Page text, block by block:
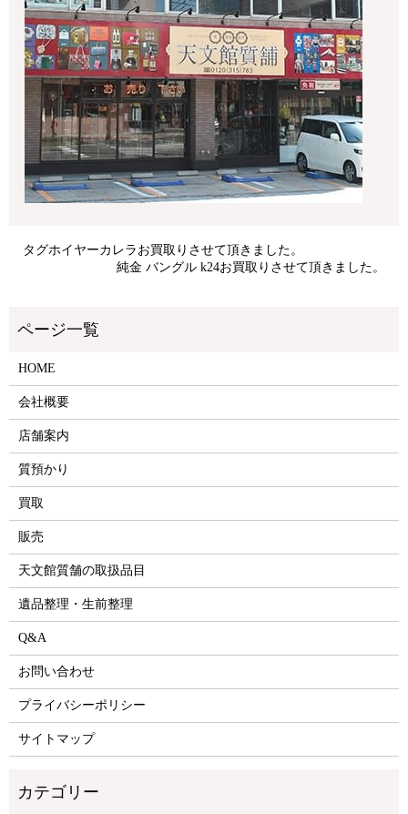
タグホイヤーカレラお買取りさせて頂きました。
純金 バングル k24お買取りさせて頂きました。
HOME
会社概要
店舗案内
質預かり
買取
販売
天文館質舗の取扱品目
遺品整理・生前整理
Q&A
お問い合わせ
プライバシーポリシー
サイトマップ